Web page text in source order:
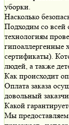
уборки.
Насколько
Подходим со всей
технологиям
гипоаллергенные
сертификаты).
людей, а также
Как происходит
Оплата заказа
довольный
Какой
Мы